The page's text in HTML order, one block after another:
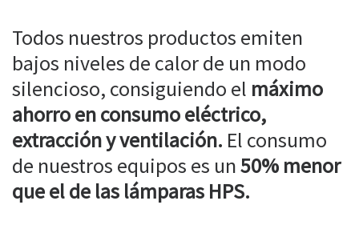
Todos nuestros productos emiten
bajos niveles de calor de un modo
silencioso, consiguiendo el máximo
ahorro en consumo eléctrico,
extracción y ventilación. El consumo
de nuestros equipos es un50% menor
que el de las lámparas HPS.